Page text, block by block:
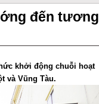
đến tương
khởi động chuỗi hoạt
và Vũng Tàu.